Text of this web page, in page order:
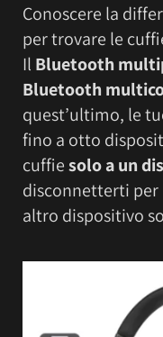
Conoscere la
per trovare le
Il Bluetooth
Bluetooth
quest’ultimo, le
fino a otto
cuffiesolo a un
disconnetterti per
altro dispositivo